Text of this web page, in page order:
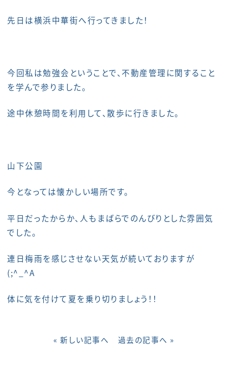
先日は横浜中華街へ行ってきました！
今回私は勉強会ということで、不動産管理に関すること
を学んで参りました。
途中休憩時間を利用して、散歩に行きました。
山下公園
今となっては懐かしい場所です。
平日だったからか、人もまばらでのんびりとした雰囲気
でした。
連日梅雨を感じさせない天気が続いておりますが
(;^_^A
体に気を付けて夏を乗り切りましょう！！
« 新しい記事へ 過去の記事へ »